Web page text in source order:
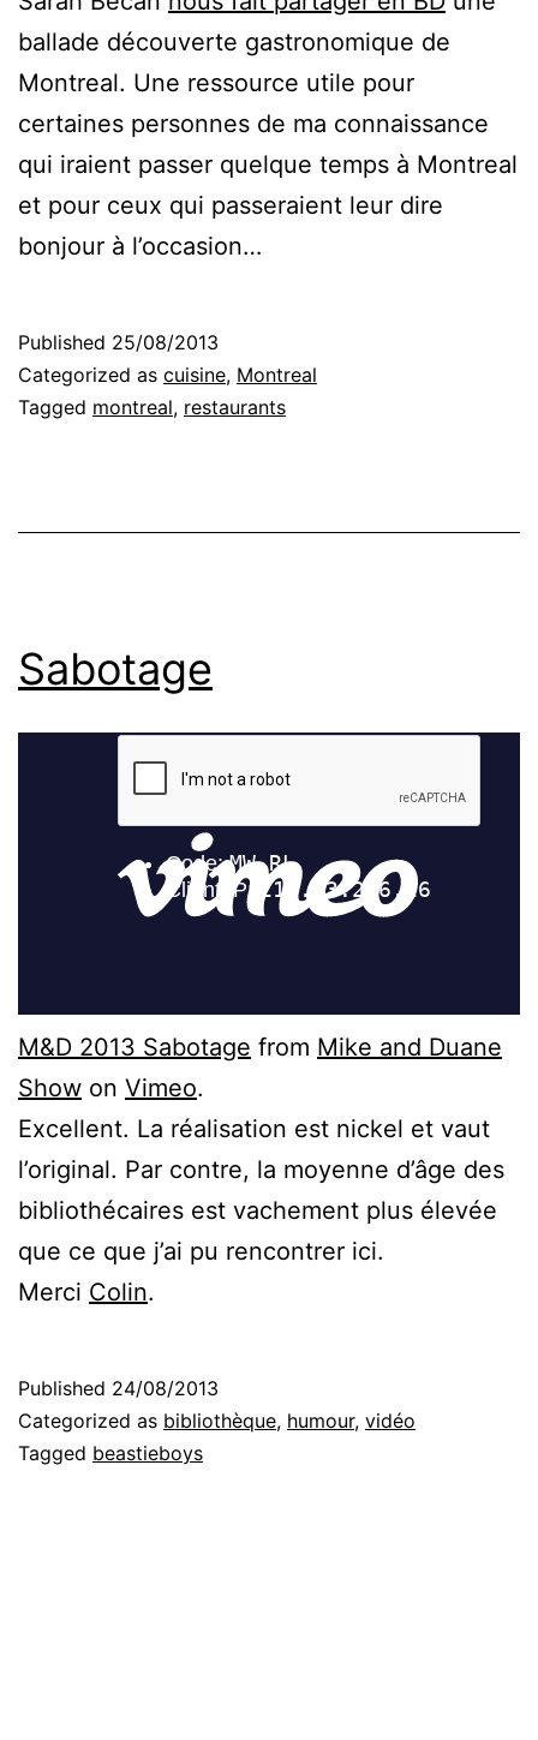
ballade découverte gastronomique de
Montreal. Une ressource utile pour
certaines personnes de ma connaissance
qui iraient passer quelque temps à Montreal
et pour ceux qui passeraient leur dire
bonjour à l’occasion…
Published 25/08/2013
Categorized as cuisine, Montreal
Tagged montreal, restaurants
Sabotage
M&D 2013 Sabotage from Mike and Duane
Show on Vimeo.
Excellent. La réalisation est nickel et vaut
l’original. Par contre, la moyenne d’âge des
bibliothécaires est vachement plus élevée
que ce que j’ai pu rencontrer ici.
Merci Colin.
Published 24/08/2013
Categorized as bibliothèque, humour, vidéo
Tagged beastieboys